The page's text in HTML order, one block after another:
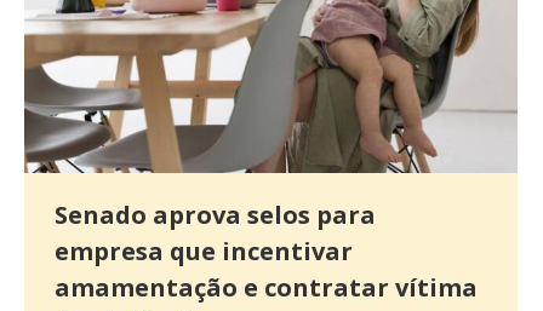
Senado aprova selos para
empresa que incentivar
amamentação e contratar vítima